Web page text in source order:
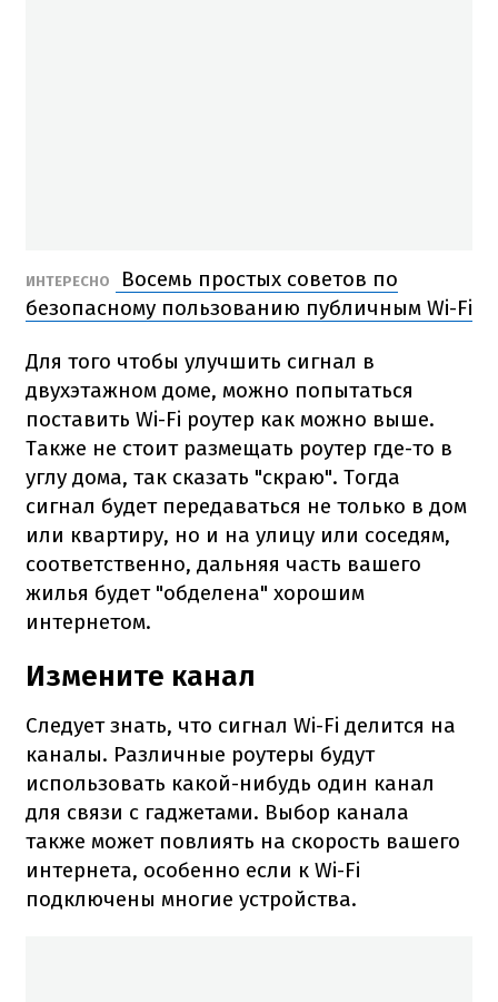
ИНТЕРЕСНО
Восемь простых советов по
безопасному пользованию публичным Wi-Fi
Для того чтобы улучшить сигнал в
двухэтажном доме, можно попытаться
поставить Wi-Fi роутер как можно выше.
Также не стоит размещать роутер где-то в
углу дома, так сказать "скраю". Тогда
сигнал будет передаваться не только в дом
или квартиру, но и на улицу или соседям,
соответственно, дальняя часть вашего
жилья будет "обделена" хорошим
интернетом.
Измените канал
Следует знать, что сигнал Wi-Fi делится на
каналы. Различные роутеры будут
использовать какой-нибудь один канал
для связи с гаджетами. Выбор канала
также может повлиять на скорость вашего
интернета, особенно если к Wi-Fi
подключены многие устройства.